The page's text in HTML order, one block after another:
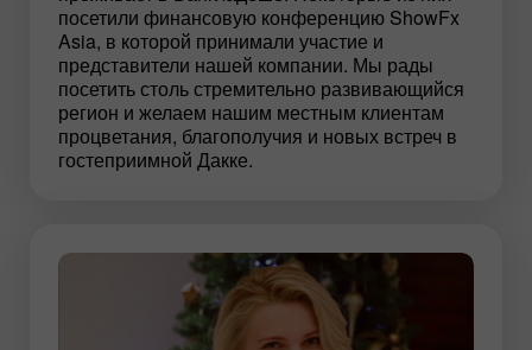
посетили финансовую конференцию ShowFx
Asia, в которой принимали участие и
представители нашей компании. Мы рады
посетить столь стремительно развивающийся
регион и желаем нашим местным клиентам
процветания, благополучия и новых встреч в
гостеприимной Дакке.